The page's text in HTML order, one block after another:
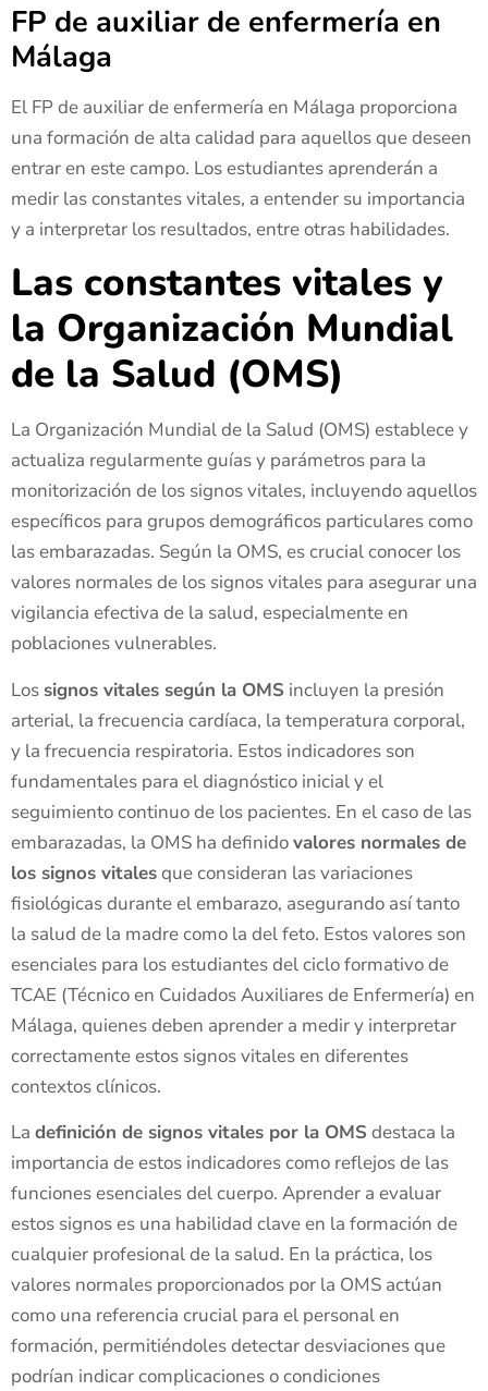
FP de auxiliar de enfermería en
Málaga
El FP de auxiliar de enfermería en Málaga proporciona
una formación de alta calidad para aquellos que deseen
entrar en este campo. Los estudiantes aprenderán a
medir las constantes vitales, a entender su importancia
y a interpretar los resultados, entre otras habilidades.
Las constantes vitales y
la Organización Mundial
de la Salud (OMS)
La Organización Mundial de la Salud (OMS) establece y
actualiza regularmente guías y parámetros para la
monitorización de los signos vitales, incluyendo aquellos
específicos para grupos demográficos particulares como
las embarazadas. Según la OMS, es crucial conocer los
valores normales de los signos vitales para asegurar una
vigilancia efectiva de la salud, especialmente en
poblaciones vulnerables.
Los signos vitales según la OMS incluyen la presión
arterial, la frecuencia cardíaca, la temperatura corporal,
y la frecuencia respiratoria. Estos indicadores son
fundamentales para el diagnóstico inicial y el
seguimiento continuo de los pacientes. En el caso de las
embarazadas, la OMS ha definidovalores normales de
los signos vitalesque consideran las variaciones
fisiológicas durante el embarazo, asegurando así tanto
la salud de la madre como la del feto. Estos valores son
esenciales para los estudiantes del ciclo formativo de
TCAE (Técnico en Cuidados Auxiliares de Enfermería) en
Málaga, quienes deben aprender a medir y interpretar
correctamente estos signos vitales en diferentes
contextos clínicos.
La definición de signos vitales por la OMS destaca la
importancia de estos indicadores como reflejos de las
funciones esenciales del cuerpo. Aprender a evaluar
estos signos es una habilidad clave en la formación de
cualquier profesional de la salud. En la práctica, los
valores normales proporcionados por la OMS actúan
como una referencia crucial para el personal en
formación, permitiéndoles detectar desviaciones que
podrían indicar complicaciones o condiciones